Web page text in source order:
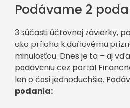
Podávame 2
3 súčasti účtovnej závierky,
ako príloha k daňovému
minulosťou. Dnes je to – aj
podávaniu cez portál
len o čosi jednoduchšie.
podania: